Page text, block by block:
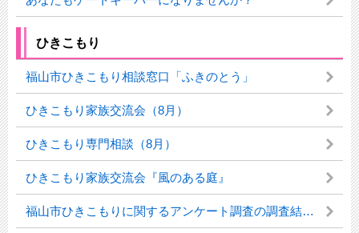
ひきこもり
福山市ひきこもり相談窓口「ふきのとう」
ひきこもり家族交流会（8月）
ひきこもり専門相談（8月）
ひきこもり家族交流会『風のある庭』
福山市ひきこもりに関するアンケート調査の調査結果等について